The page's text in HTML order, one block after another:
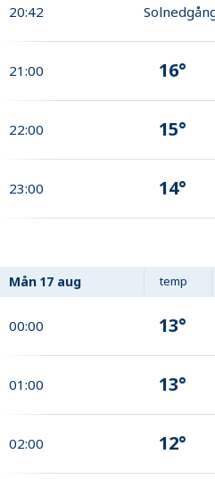
20:42
21:00 16°
22:00 15°
23:00 14°
Mån 17 aug temp
00:00 13°
01:00 13°
02:00 12°